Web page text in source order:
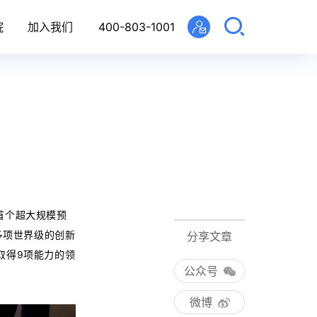
加入我们 400-803-1001
个超大规模预
世界级的创新
得9项能力的领
分享文章
公众号
微博